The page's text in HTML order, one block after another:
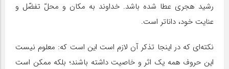
رشید هجرى عطا شده باشد. خداوند به مکان و محلّ تفضّل و
عنایت خود، داناتر است.
نکته‌اى که در‌ اینجا تذکر آن لازم است این است که: معلوم نیست
این حروف همه یک اثر و خاصیت داشته باشند؛ بلکه ممکن است